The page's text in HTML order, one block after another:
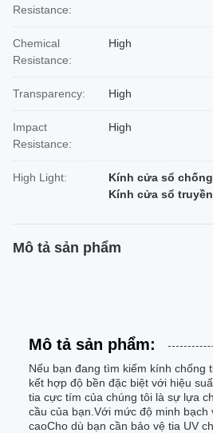
Resistance:
Chemical
Resistance:
High
Transparency: High
Impact
Resistance:
High
High Light: Kính cửa sổ
Kính cửa sổ
Mô tả sản phẩm
Mô tả sản phẩm:
Nếu bạn đang tìm kiếm kính chống
kết hợp độ bền đặc biệt với hiệu
tia cực tím của chúng tôi là sự lựa
cầu của bạn.Với mức độ minh bạch
caoCho dù bạn cần bảo vệ tia UV